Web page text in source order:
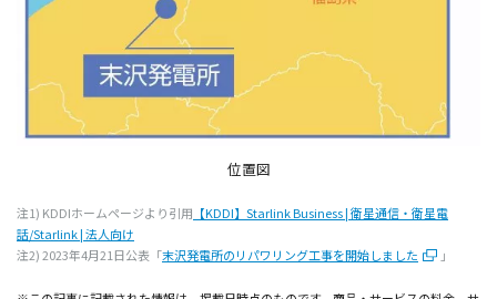
位置図
注1) KDDIホームページより引用 【KDDI】Starlink Business | 衛星通信・衛星電
話/Starlink | 法人向け
注2) 2023年4月21日公表「末沢発電所のリパワリング工事を開始しました 」